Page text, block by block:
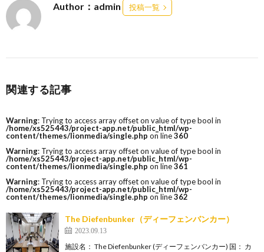
Author：admin 投稿一覧
関連する記事
Warning: Trying to access array offset on value of type bool in
/home/xs525443/project-app.net/public_html/wp-
content/themes/lionmedia/single.php on line360
Warning: Trying to access array offset on value of type bool in
/home/xs525443/project-app.net/public_html/wp-
content/themes/lionmedia/single.php on line361
Warning: Trying to access array offset on value of type bool in
/home/xs525443/project-app.net/public_html/wp-
content/themes/lionmedia/single.php on line362
The Diefenbunker（ディーフェンバンカー）
2023.09.13
施設名： The Diefenbunker (ディーフェンバンカー) 国： カ